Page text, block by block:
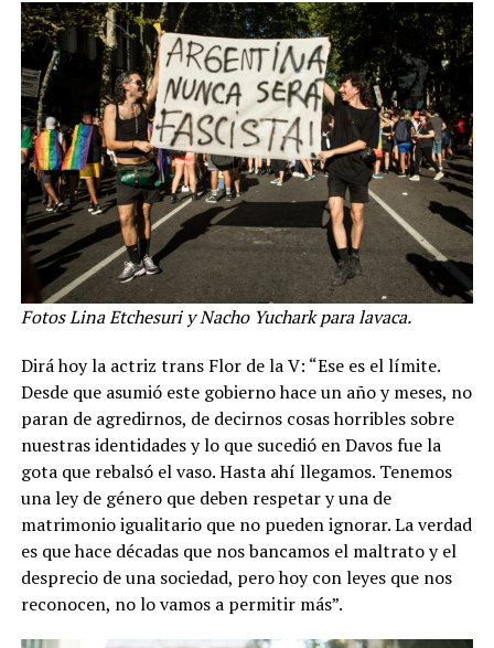
Fotos Lina Etchesuri y Nacho Yuchark para lavaca.
Dirá hoy la actriz trans Flor de la V: “Ese es el límite.
Desde que asumió este gobierno hace un año y meses, no
paran de agredirnos, de decirnos cosas horribles sobre
nuestras identidades y lo que sucedió en Davos fue la
gota que rebalsó el vaso. Hasta ahí llegamos. Tenemos
una ley de género que deben respetar y una de
matrimonio igualitario que no pueden ignorar. La verdad
es que hace décadas que nos bancamos el maltrato y el
desprecio de una sociedad, pero hoy con leyes que nos
reconocen, no lo vamos a permitir más”.